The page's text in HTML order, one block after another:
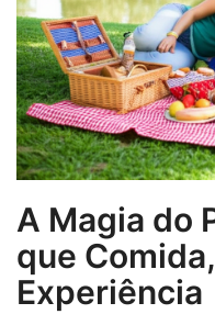
A Magia do
que
Experiência